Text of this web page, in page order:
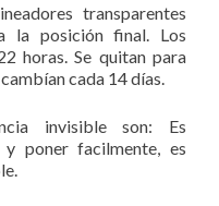
transparentes
la posición final. Los
horas. Se quitan para
cada 14 días.
invisible son: Es
poner facilmente, es